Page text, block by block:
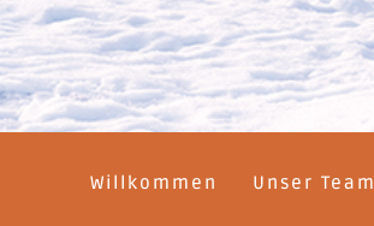
Willkommen Unser Team